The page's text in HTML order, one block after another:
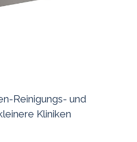
Reinigungs- und
Kliniken